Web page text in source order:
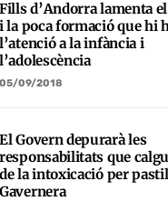
Fills d’Andorra lamenta
i la poca formació que hi
l’atenció a la infància i
l’adolescència
05/09/2018
El Govern depurarà les
responsabilitats que
de la intoxicació per
Gavernera